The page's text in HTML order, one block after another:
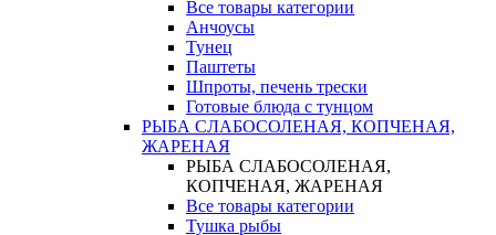
Все товары категории
Анчоусы
Тунец
Паштеты
Шпроты, печень трески
Готовые блюда с тунцом
РЫБА СЛАБОСОЛЕНАЯ, КОПЧЕНАЯ,
ЖАРЕНАЯ
РЫБА СЛАБОСОЛЕНАЯ,
КОПЧЕНАЯ, ЖАРЕНАЯ
Все товары категории
Тушка рыбы